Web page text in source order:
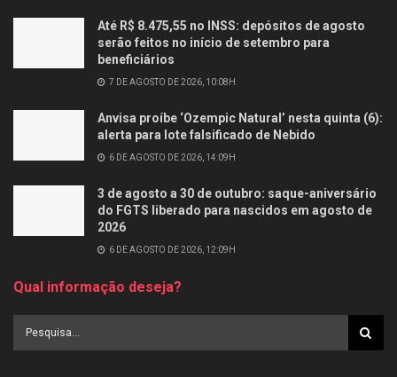
Até R$ 8.475,55 no INSS: depósitos de agosto
serão feitos no início de setembro para
beneficiários
7 DE AGOSTO DE 2026, 10:08H
Anvisa proíbe ‘Ozempic Natural’ nesta quinta (6):
alerta para lote falsificado de Nebido
6 DE AGOSTO DE 2026, 14:09H
3 de agosto a 30 de outubro: saque-aniversário
do FGTS liberado para nascidos em agosto de
2026
6 DE AGOSTO DE 2026, 12:09H
Qual informação deseja?